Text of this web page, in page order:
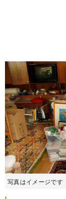
写真はイメージで